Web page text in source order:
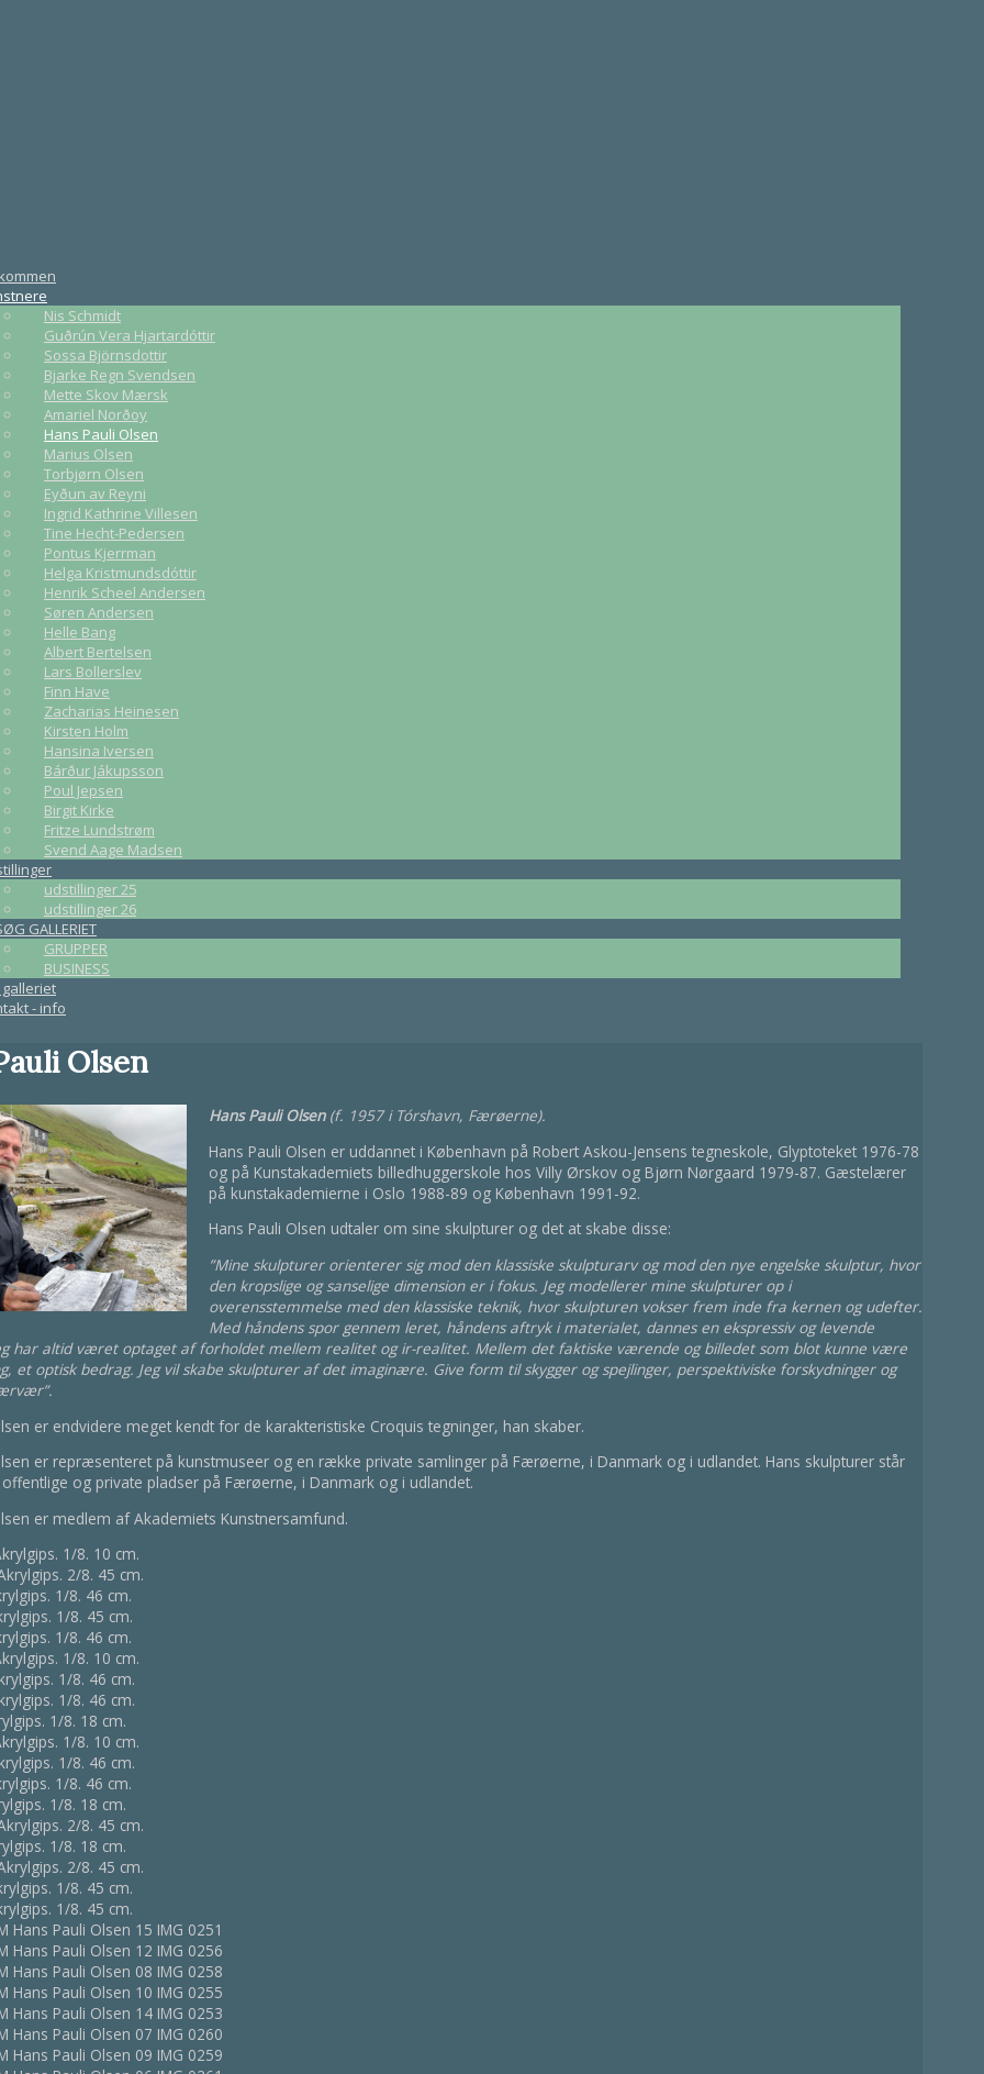
Nis Schmidt
Guðrún Vera Hjartardóttir
Sossa Björnsdottir
Bjarke Regn Svendsen
Mette Skov Mærsk
Amariel Norðoy
Hans Pauli Olsen
Marius Olsen
Torbjørn Olsen
Eyðun av Reyni
Ingrid Kathrine Villesen
Tine Hecht-Pedersen
Pontus Kjerrman
Helga Kristmundsdóttir
Henrik Scheel Andersen
Søren Andersen
Helle Bang
Albert Bertelsen
Lars Bollerslev
Finn Have
Zacharias Heinesen
Kirsten Holm
Hansina Iversen
Bárður Jákupsson
Poul Jepsen
Birgit Kirke
Fritze Lundstrøm
Svend Aage Madsen
udstillinger 25
udstillinger 26
GALLERIET
GRUPPER
BUSINESS
galleriet
- info
Olsen
Hans Pauli Olsen(f. 1957 i Tórshavn, Færøerne).
Hans Pauli Olsen er uddannet i København på Robert Askou-Jensens tegneskole, Glyptoteket 1976-78
og på Kunstakademiets billedhuggerskole hos Villy Ørskov og Bjørn Nørgaard 1979-87. Gæstelærer
på kunstakademierne i Oslo 1988-89 og København 1991-92.
Hans Pauli Olsen udtaler om sine skulpturer og det at skabe disse:
”Mine skulpturer orienterer sig mod den klassiske skulpturarv og mod den nye engelske skulptur, hvor
den kropslige og sanselige dimension er i fokus. Jeg modellerer mine skulpturer op i
overensstemmelse med den klassiske teknik, hvor skulpturen vokser frem inde fra kernen og udefter.
Med håndens spor gennem leret, håndens aftryk i materialet, dannes en ekspressiv og levende
har altid været optaget af forholdet mellem realitet og ir-realitet. Mellem det faktiske værende og billedet som blot kunne være
et optisk bedrag. Jeg vil skabe skulpturer af det imaginære. Give form til skygger og spejlinger, perspektiviske forskydninger og
er endvidere meget kendt for de karakteristiske Croquis tegninger, han skaber.
er repræsenteret på kunstmuseer og en række private samlinger på Færøerne, i Danmark og i udlandet. Hans skulpturer står
og private pladser på Færøerne, i Danmark og i udlandet.
er medlem af Akademiets Kunstnersamfund.